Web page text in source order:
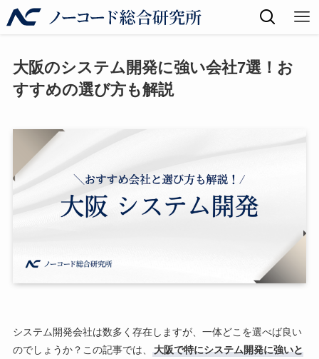
大阪のシステム開発に強い会社7選！お
すすめの選び方も解説
システム開発会社は数多く存在しますが、一体どこを選べば良い
のでしょうか？この記事では、
大阪で特にシステム開発に強いと